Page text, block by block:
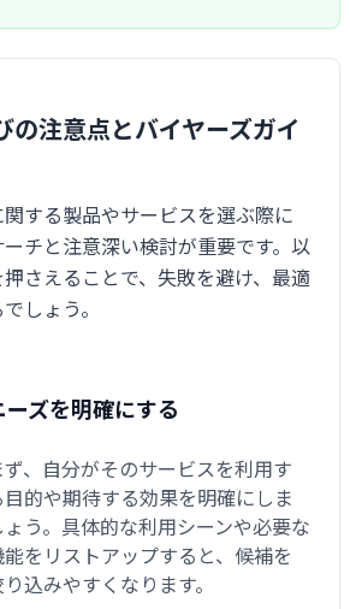
の注意点とバイヤーズガイ
する製品やサービスを選ぶ際に
チと注意深い検討が重要です。以
さえることで、失敗を避け、最適
しょう。
ーズを明確にする
ず、自分がそのサービスを利用す
目的や期待する効果を明確にしま
ょう。具体的な利用シーンや必要な
をリストアップすると、候補を
込みやすくなります。